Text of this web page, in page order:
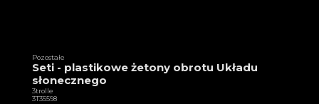
Pozostałe
Seti - plastikowe żetony obrotu Układu
słonecznego
3trolle
3T35598